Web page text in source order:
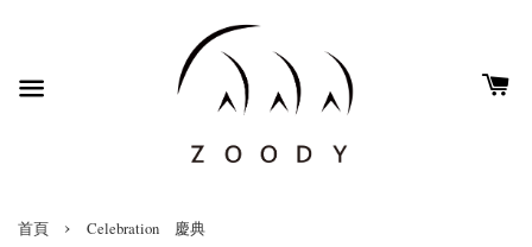
首頁 › Celebration 慶典